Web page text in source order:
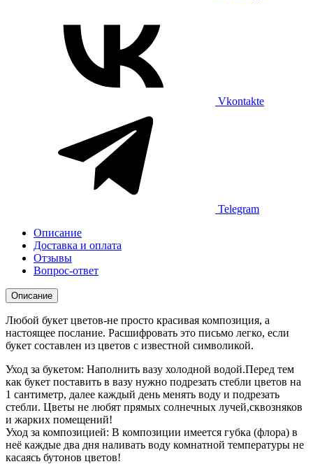
Vkontakte
Telegram
Описание
Доставка и оплата
Отзывы
Вопрос-ответ
Описание
Любой букет цветов-не просто красивая композиция, а
настоящее послание. Расшифровать это письмо легко, если
букет составлен из цветов с известной символикой.
Уход за букетом: Наполнить вазу холодной водой.Перед тем
как букет поставить в вазу нужно подрезать стебли цветов на
1 сантиметр, далее каждый день менять воду и подрезать
стебли. Цветы не любят прямых солнечных лучей,сквозняков
и жарких помещений!
Уход за композицией: В композиции имеется губка (флора) в
неё каждые два дня наливать воду комнатной температуры не
касаясь бутонов цветов!